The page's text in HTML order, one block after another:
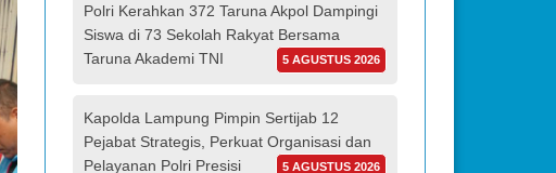
Polri Kerahkan 372 Taruna Akpol Dampingi
Siswa di 73 Sekolah Rakyat Bersama
Taruna Akademi TNI
5 AGUSTUS 2026
Kapolda Lampung Pimpin Sertijab 12
Pejabat Strategis, Perkuat Organisasi dan
Pelayanan Polri Presisi
5 AGUSTUS 2026